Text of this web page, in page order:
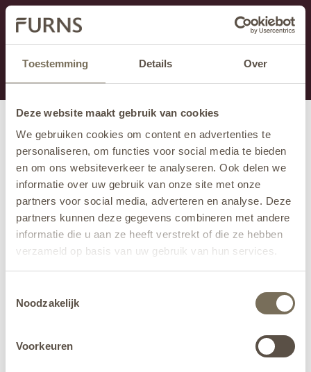
Toestemming Details Over
Deze website maakt gebruik van cookies
We gebruiken cookies om content en advertenties te
personaliseren, om functies voor social media te bieden
en om ons websiteverkeer te analyseren. Ook delen we
informatie over uw gebruik van onze site met onze
partners voor social media, adverteren en analyse. Deze
partners kunnen deze gegevens combineren met andere
informatie die u aan ze heeft verstrekt of die ze hebben
verzameld op basis van uw gebruik van hun services.
jehier.
Noodzakelijk
Voorkeuren
Cette section est actuellement en maintenance.
Si vous manquez des informations, vous pouvez nous
appeler au +31 413 395 295 ou nous envoyer un e-